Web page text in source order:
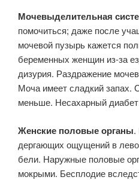
Мочевыделительная
помочиться; даже после
мочевой пузырь кажется
беременных женщин из-за
дизурия. Раздражение
Моча имеет сладкий запах.
меньше. Несахарный
Женские половые органы.
дергающих ощущений в
бели. Наружные половые
мокрыми. Бесплодие